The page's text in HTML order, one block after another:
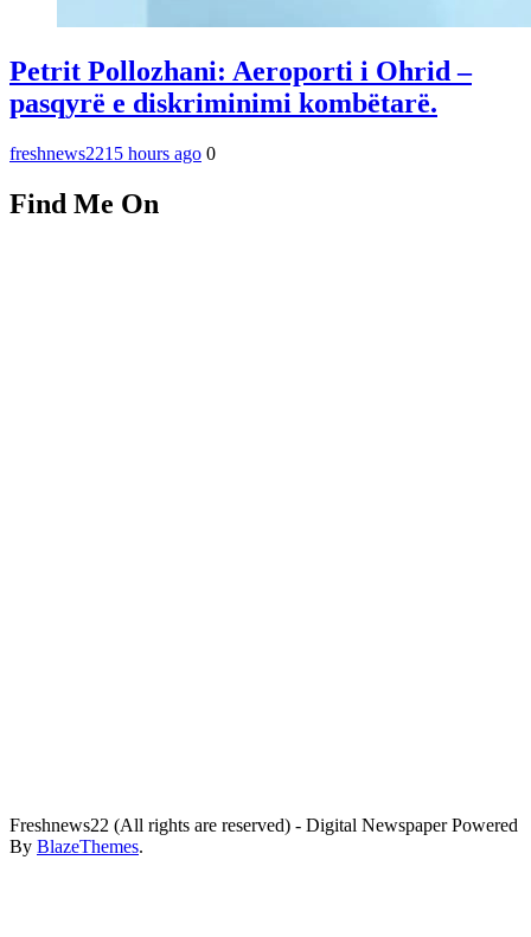
Petrit Pollozhani: Aeroporti i Ohrid –
pasqyrë e diskriminimi kombëtarë.
freshnews2215 hours ago 0
Find Me On
Freshnews22 (All rights are reserved) - Digital Newspaper Powered
By BlazeThemes.